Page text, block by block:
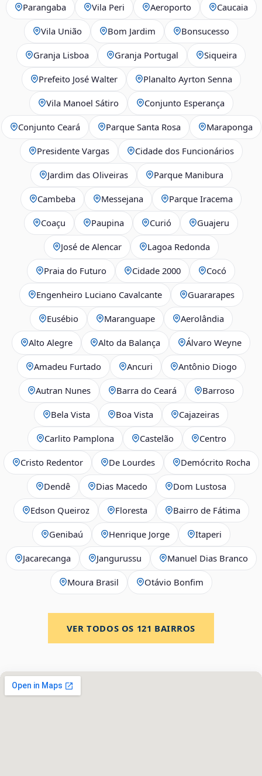
Parangaba Vila Peri Aeroporto Caucaia
Vila União Bom Jardim Bonsucesso
Granja Lisboa Granja Portugal Siqueira
Prefeito José Walter Planalto Ayrton Senna
Vila Manoel Sátiro Conjunto Esperança
Conjunto Ceará Parque Santa Rosa Maraponga
Presidente Vargas Cidade dos Funcionários
Jardim das Oliveiras Parque Manibura
Cambeba Messejana Parque Iracema
Coaçu Paupina Curió Guajeru
José de Alencar Lagoa Redonda
Praia do Futuro Cidade 2000 Cocó
Engenheiro Luciano Cavalcante Guararapes
Eusébio Maranguape Aerolândia
Alto Alegre Alto da Balança Álvaro Weyne
Amadeu Furtado Ancuri Antônio Diogo
Autran Nunes Barra do Ceará Barroso
Bela Vista Boa Vista Cajazeiras
Carlito Pamplona Castelão Centro
Cristo Redentor De Lourdes Demócrito Rocha
Dendê Dias Macedo Dom Lustosa
Edson Queiroz Floresta Bairro de Fátima
Genibaú Henrique Jorge Itaperi
Jacarecanga Jangurussu Manuel Dias Branco
Moura Brasil Otávio Bonfim
VER TODOS OS 121 BAIRROS